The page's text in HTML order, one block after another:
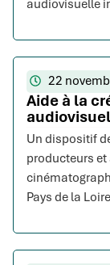
audiovisuelle
22
Aide à la
Un dispositif
producteurs
Pays de la